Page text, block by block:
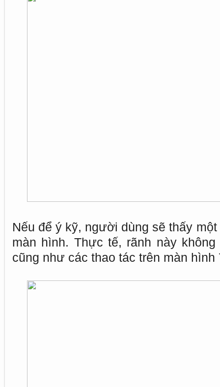
Nếu để ý kỹ, người dùng sẽ thấy
màn hình. Thực tế, rãnh này
cũng như các thao tác trên màn hình